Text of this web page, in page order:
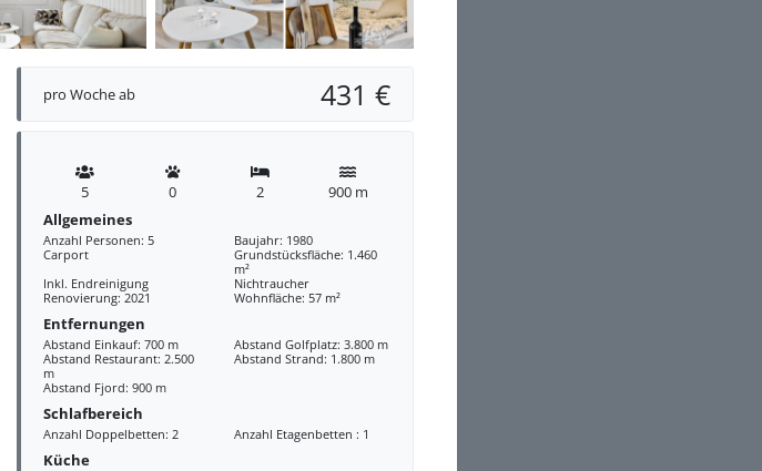
pro Woche ab 431 €
5 0 2
900 m
Allgemeines
Anzahl Personen: 5
Baujahr: 1980
Carport
Grundstücksfläche: 1.460
m²
Inkl. Endreinigung
Nichtraucher
Renovierung: 2021
Wohnfläche: 57 m²
Entfernungen
Abstand Einkauf: 700 m
Abstand Golfplatz: 3.800 m
Abstand Restaurant: 2.500
m
Abstand Strand: 1.800 m
Abstand Fjord: 900 m
Schlafbereich
Anzahl Doppelbetten: 2 Anzahl Etagenbetten : 1
Küche